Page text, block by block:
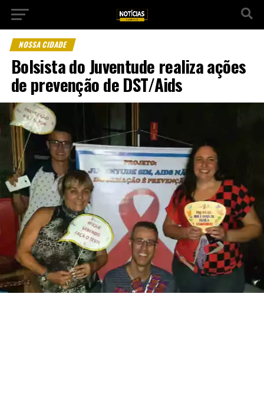
NOSSA CIDADE
Bolsista do Juventude realiza ações
de prevenção de DST/Aids